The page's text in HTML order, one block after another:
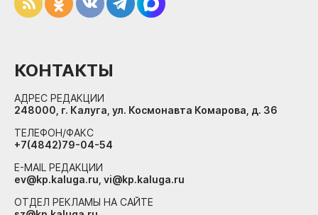
КОНТАКТЫ
АДРЕС РЕДАКЦИИ
248000, г. Калуга, ул. Космонавта Комарова, д. 36
ТЕЛЕФОН/ФАКС
+7(4842)79-04-54
E-MAIL РЕДАКЦИИ
ev@kp.kaluga.ru, vi@kp.kaluga.ru
ОТДЕЛ РЕКЛАМЫ НА САЙТЕ